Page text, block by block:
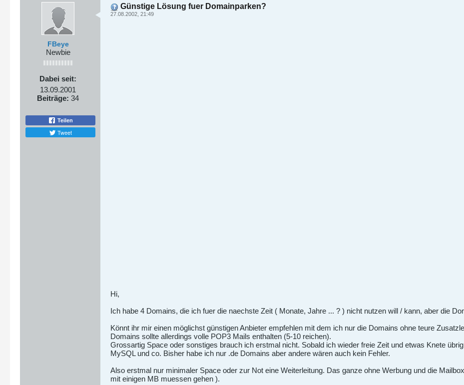
FBeye
Newbie
Dabei seit:
13.09.2001
Beiträge: 34
Teilen
Tweet
Günstige Lösung fuer Domainparken?
27.08.2002, 21:49
Hi,
Ich habe 4 Domains, die ich fuer die naechste Zeit ( Monate, Jahre ... ? ) nicht nutzen will / kann, aber die
Könnt ihr mir einen möglichst günstigen Anbieter empfehlen mit dem ich nur die Domains ohne teure
Domains sollte allerdings volle POP3 Mails enthalten (5-10 reichen).
Grossartig Space oder sonstiges brauch ich erstmal nicht. Sobald ich wieder freie Zeit und etwas Knete
MySQL und co. Bisher habe ich nur .de Domains aber andere wären auch kein Fehler.
Also erstmal nur minimaler Space oder zur Not eine Weiterleitung. Das ganze ohne Werbung und die
mit einigen MB muessen gehen ).